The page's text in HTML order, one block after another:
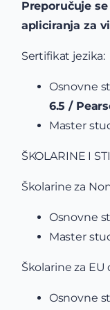
Preporučuje
apliciranja za
Sertifikat jezika:
Osnovne
6.5 /
Master
ŠKOLARINE I
Školarine za
Osnovne
Master
Školarine za EU
Osnovne